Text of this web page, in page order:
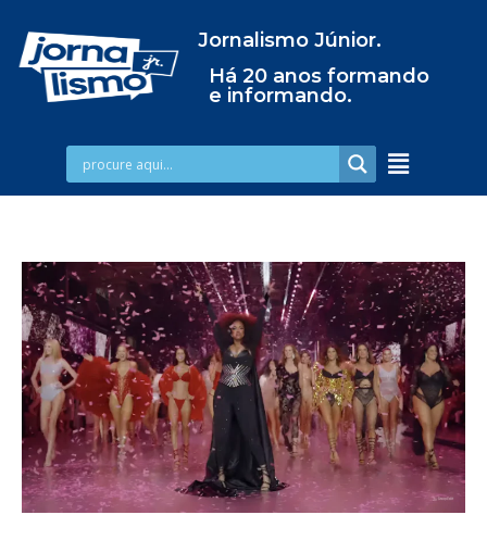
Jornalismo Júnior.
Há 20 anos formando
e informando.